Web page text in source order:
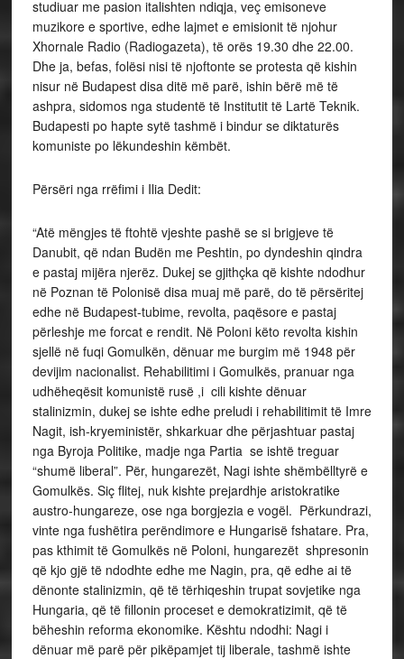
studiuar me pasion italishten ndiqja, veç emisoneve
muzikore e sportive, edhe lajmet e emisionit të njohur
Xhornale Radio (Radiogazeta), të orës 19.30 dhe 22.00.
Dhe ja, befas, folësi nisi të njoftonte se protesta që kishin
nisur në Budapest disa ditë më parë, ishin bërë më të
ashpra, sidomos nga studentë të Institutit të Lartë Teknik.
Budapesti po hapte sytë tashmë i bindur se diktaturës
komuniste po lëkundeshin këmbët.
Përsëri nga rrëfimi i Ilia Dedit:
“Atë mëngjes të ftohtë vjeshte pashë se si brigjeve të
Danubit, që ndan Budën me Peshtin, po dyndeshin qindra
e pastaj mijëra njerëz. Dukej se gjithçka që kishte ndodhur
në Poznan të Polonisë disa muaj më parë, do të përsëritej
edhe në Budapest-tubime, revolta, paqësore e pastaj
përleshje me forcat e rendit. Në Poloni këto revolta kishin
sjellë në fuqi Gomulkën, dënuar me burgim më 1948 për
devijim nacionalist. Rehabilitimi i Gomulkës, pranuar nga
udhëheqësit komunistë rusë ,i cili kishte dënuar
stalinizmin, dukej se ishte edhe preludi i rehabilitimit të Imre
Nagit, ish-kryeministër, shkarkuar dhe përjashtuar pastaj
nga Byroja Politike, madje nga Partia se ishtë treguar
“shumë liberal”. Për, hungarezët, Nagi ishte shëmbëlltyrë e
Gomulkës. Siç flitej, nuk kishte prejardhje aristokratike
austro-hungareze, ose nga borgjezia e vogël. Përkundrazi,
vinte nga fushëtira perëndimore e Hungarisë fshatare. Pra,
pas kthimit të Gomulkës në Poloni, hungarezët shpresonin
që kjo gjë të ndodhte edhe me Nagin, pra, që edhe ai të
dënonte stalinizmin, që të tërhiqeshin trupat sovjetike nga
Hungaria, që të fillonin proceset e demokratizimit, që të
bëheshin reforma ekonomike. Kështu ndodhi: Nagi i
dënuar më parë për pikëpamjet tij liberale, tashmë ishte